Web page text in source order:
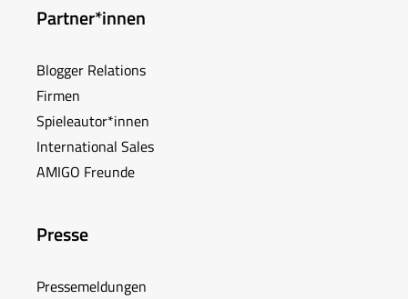
Partner*innen
Blogger Relations
Firmen
Spieleautor*innen
International Sales
AMIGO Freunde
Presse
Pressemeldungen